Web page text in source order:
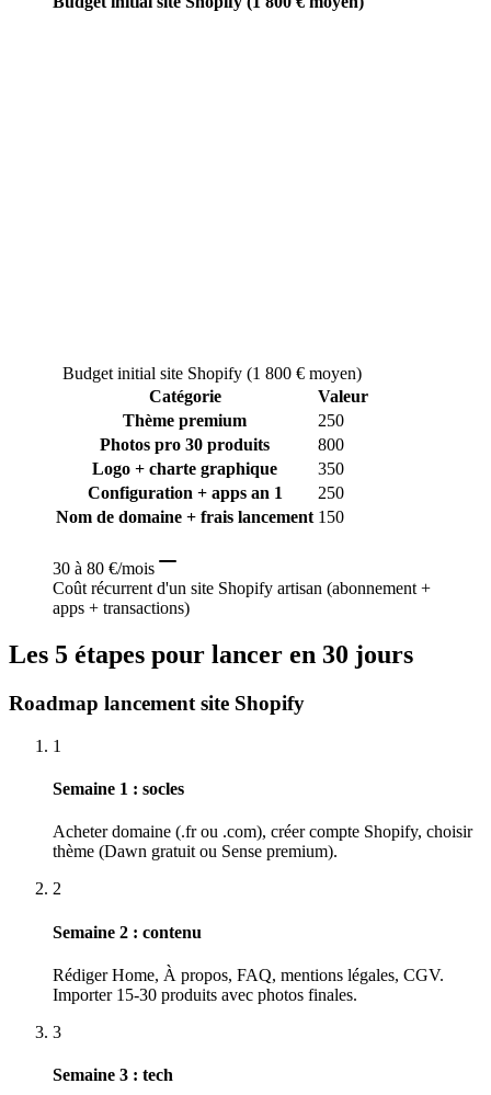
Budget initial site Shopify (1 800 € moyen)
Catégorie
Valeur
Thème premium
250
Photos pro 30 produits
800
Logo + charte graphique
350
Configuration + apps an 1
250
Nom de domaine + frais lancement 150
30 à 80 €/mois
Coût récurrent d'un site Shopify artisan (abonnement +
apps + transactions)
Les 5 étapes pour lancer en 30 jours
Roadmap lancement site Shopify
1
Semaine 1 : socles
Acheter domaine (.fr ou .com), créer compte Shopify, choisir
thème (Dawn gratuit ou Sense premium).
2
Semaine 2 : contenu
Rédiger Home, À propos, FAQ, mentions légales, CGV.
Importer 15-30 produits avec photos finales.
3
Semaine 3 : tech